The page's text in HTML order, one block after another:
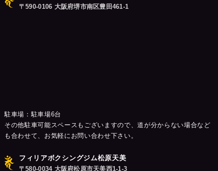
〒590-0106 大阪府堺市南区豊田461-1
駐車場：駐車場6台
その他駐車可能スペースもございますので、道が分からない場合など
も合わせて、お気軽にお問い合わせ下さい。
フィリアボクシングジム松原天美
〒580-0034 大阪府松原市天美西1-1-3